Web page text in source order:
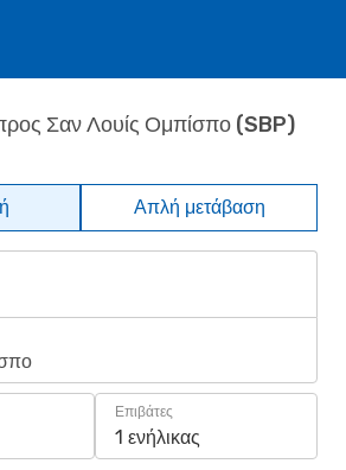
Σαν Λουίς Ομπίσπο (SBP)
Απλή μετάβαση
Επιβάτες
1 ενήλικας